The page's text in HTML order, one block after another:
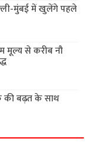
मुंबई में खुलेंगे पहले
मूल्य से करीब नौ
की बढ़त के साथ